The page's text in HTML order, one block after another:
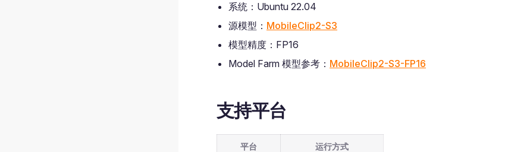
系统：Ubuntu 22.04
源模型： MobileClip2-S3
模型精度：FP16
Model Farm 模型参考： MobileClip2-S3-FP16
支持平台
平台 运行方式